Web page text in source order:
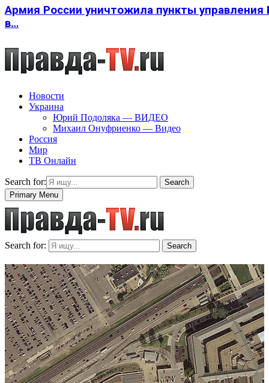
Армия России уничтожила пункты
в…
Новости
Украина
Юрий Подоляка — ВИДЕО
Михаил Онуфриенко — Видео
Россия
Мир
ТВ Онлайн
Search for:
Search
Primary Menu
Search for: Search